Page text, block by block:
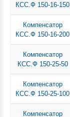
КСС.Ф 150-16-150
Компенсатор
КСС.Ф 150-16-200
Компенсатор
КСС.Ф 150-25-50
Компенсатор
КСС.Ф 150-25-100
Компенсатор